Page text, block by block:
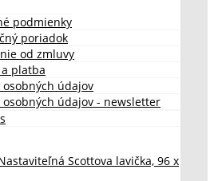
podmienky
poriadok
od zmluvy
platba
údajov
osobných údajov - newsletter
Scottova lavička, 96 x